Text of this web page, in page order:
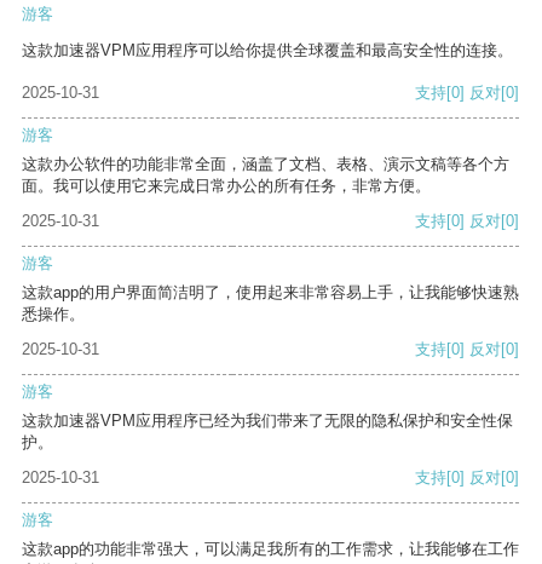
游客
这款加速器VPM应用程序可以给你提供全球覆盖和最高安全性的连接。
2025-10-31 支持[0] 反对[0]
游客
这款办公软件的功能非常全面，涵盖了文档、表格、演示文稿等各个方
面。我可以使用它来完成日常办公的所有任务，非常方便。
2025-10-31
支持[0] 反对[0]
游客
这款app的用户界面简洁明了，使用起来非常容易上手，让我能够快速熟
悉操作。
2025-10-31
支持[0] 反对[0]
游客
这款加速器VPM应用程序已经为我们带来了无限的隐私保护和安全性保
护。
2025-10-31
支持[0] 反对[0]
游客
这款app的功能非常强大，可以满足我所有的工作需求，让我能够在工作